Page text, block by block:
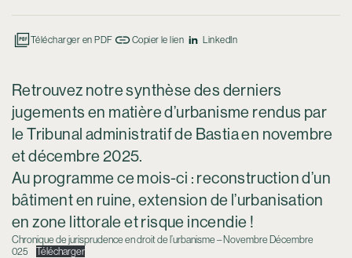
légales
Télécharger en PDF Copier le lien LinkedIn
Retrouvez notre synthèse des derniers
jugements en matière d’urbanisme rendus par
le Tribunal administratif de Bastia en novembre
et décembre 2025.
Au programme ce mois-ci : reconstruction d’un
bâtiment en ruine, extension de l’urbanisation
en zone littorale et risque incendie !
Chronique de jurisprudence en droit de l’urbanisme – Novembre Décembre
025
Télécharger